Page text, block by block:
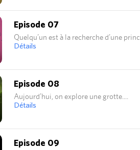
Episode 07
Quelqu’un est à la recherche d’une
Détails
Episode 08
Aujourd’hui, on explore une grotte.
Détails
Episode 09